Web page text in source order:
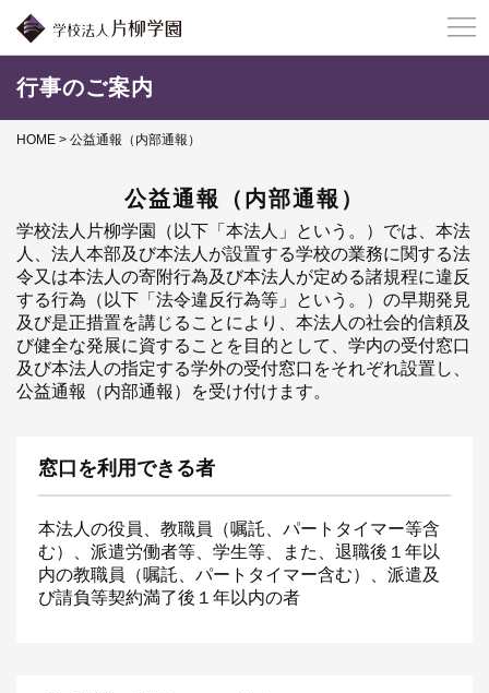
キャンパスのご利用について
アクセス
採用情報
行事のご案内
HOME > 公益通報（内部通報）
公益通報（内部通報）
学校法人片柳学園（以下「本法人」という。）では、本法
人、法人本部及び本法人が設置する学校の業務に関する法
令又は本法人の寄附行為及び本法人が定める諸規程に違反
する行為（以下「法令違反行為等」という。）の早期発見
及び是正措置を講じることにより、本法人の社会的信頼及
び健全な発展に資することを目的として、学内の受付窓口
及び本法人の指定する学外の受付窓口をそれぞれ設置し、
公益通報（内部通報）を受け付けます。
窓口を利用できる者
本法人の役員、教職員（嘱託、パートタイマー等含
む）、派遣労働者等、学生等、また、退職後１年以
内の教職員（嘱託、パートタイマー含む）、派遣及
び請負等契約満了後１年以内の者